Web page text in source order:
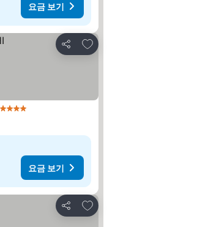
요금 보기
공유
즐겨찾기에 추가
4 성급
요금 보기
공유
즐겨찾기에 추가